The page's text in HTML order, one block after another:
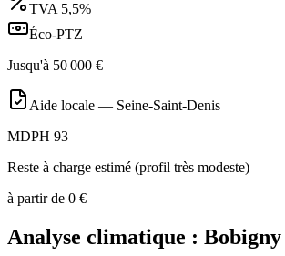
TVA 5,5%
Éco-PTZ
Jusqu'à 50 000 €
Aide locale — Seine-Saint-Denis
MDPH 93
Reste à charge estimé (profil très modeste)
à partir de 0 €
Analyse climatique : Bobigny